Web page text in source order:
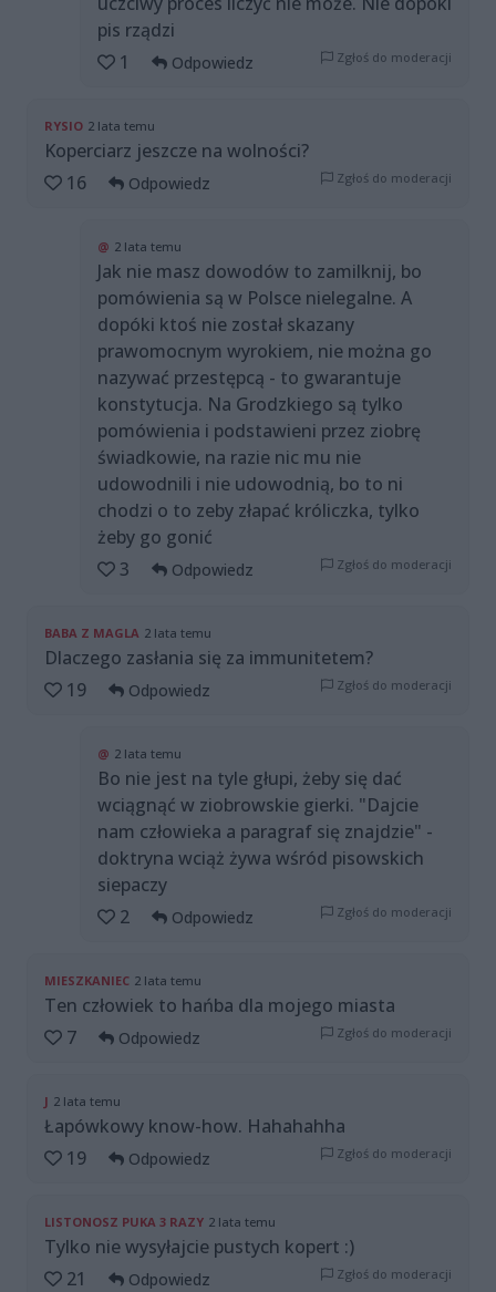
pis rządzi
1
Odpowiedz Zgłoś do moderacji
RYSIO 2 lata temu
Koperciarz jeszcze na wolności?
16
Odpowiedz Zgłoś do moderacji
@ 2 lata temu
Jak nie masz dowodów to zamilknij, bo
pomówienia są w Polsce nielegalne. A
dopóki ktoś nie został skazany
prawomocnym wyrokiem, nie można go
nazywać przestępcą - to gwarantuje
konstytucja. Na Grodzkiego są tylko
pomówienia i podstawieni przez ziobrę
świadkowie, na razie nic mu nie
udowodnili i nie udowodnią, bo to ni
chodzi o to zeby złapać króliczka, tylko
żeby go gonić
3
Odpowiedz Zgłoś do moderacji
BABA Z MAGLA 2 lata temu
Dlaczego zasłania się za immunitetem?
19
Odpowiedz Zgłoś do moderacji
@ 2 lata temu
Bo nie jest na tyle głupi, żeby się dać
wciągnąć w ziobrowskie gierki. "Dajcie
nam człowieka a paragraf się znajdzie" -
doktryna wciąż żywa wśród pisowskich
siepaczy
2
Odpowiedz Zgłoś do moderacji
MIESZKANIEC 2 lata temu
Ten człowiek to hańba dla mojego miasta
7
Odpowiedz Zgłoś do moderacji
J 2 lata temu
Łapówkowy know-how. Hahahahha
19
Odpowiedz Zgłoś do moderacji
LISTONOSZ PUKA 3 RAZY 2 lata temu
Tylko nie wysyłajcie pustych kopert :)
21
Odpowiedz Zgłoś do moderacji